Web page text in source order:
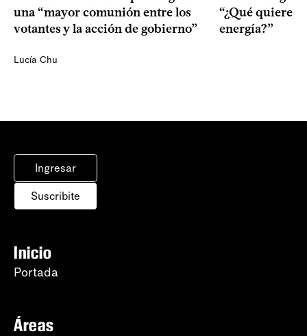
una “mayor comunión entre los
votantes y la acción de gobierno”
Lucía Chu
“¿Qué quiere,
energía?”
Ingresar
Suscribite
Inicio
Portada
Áreas